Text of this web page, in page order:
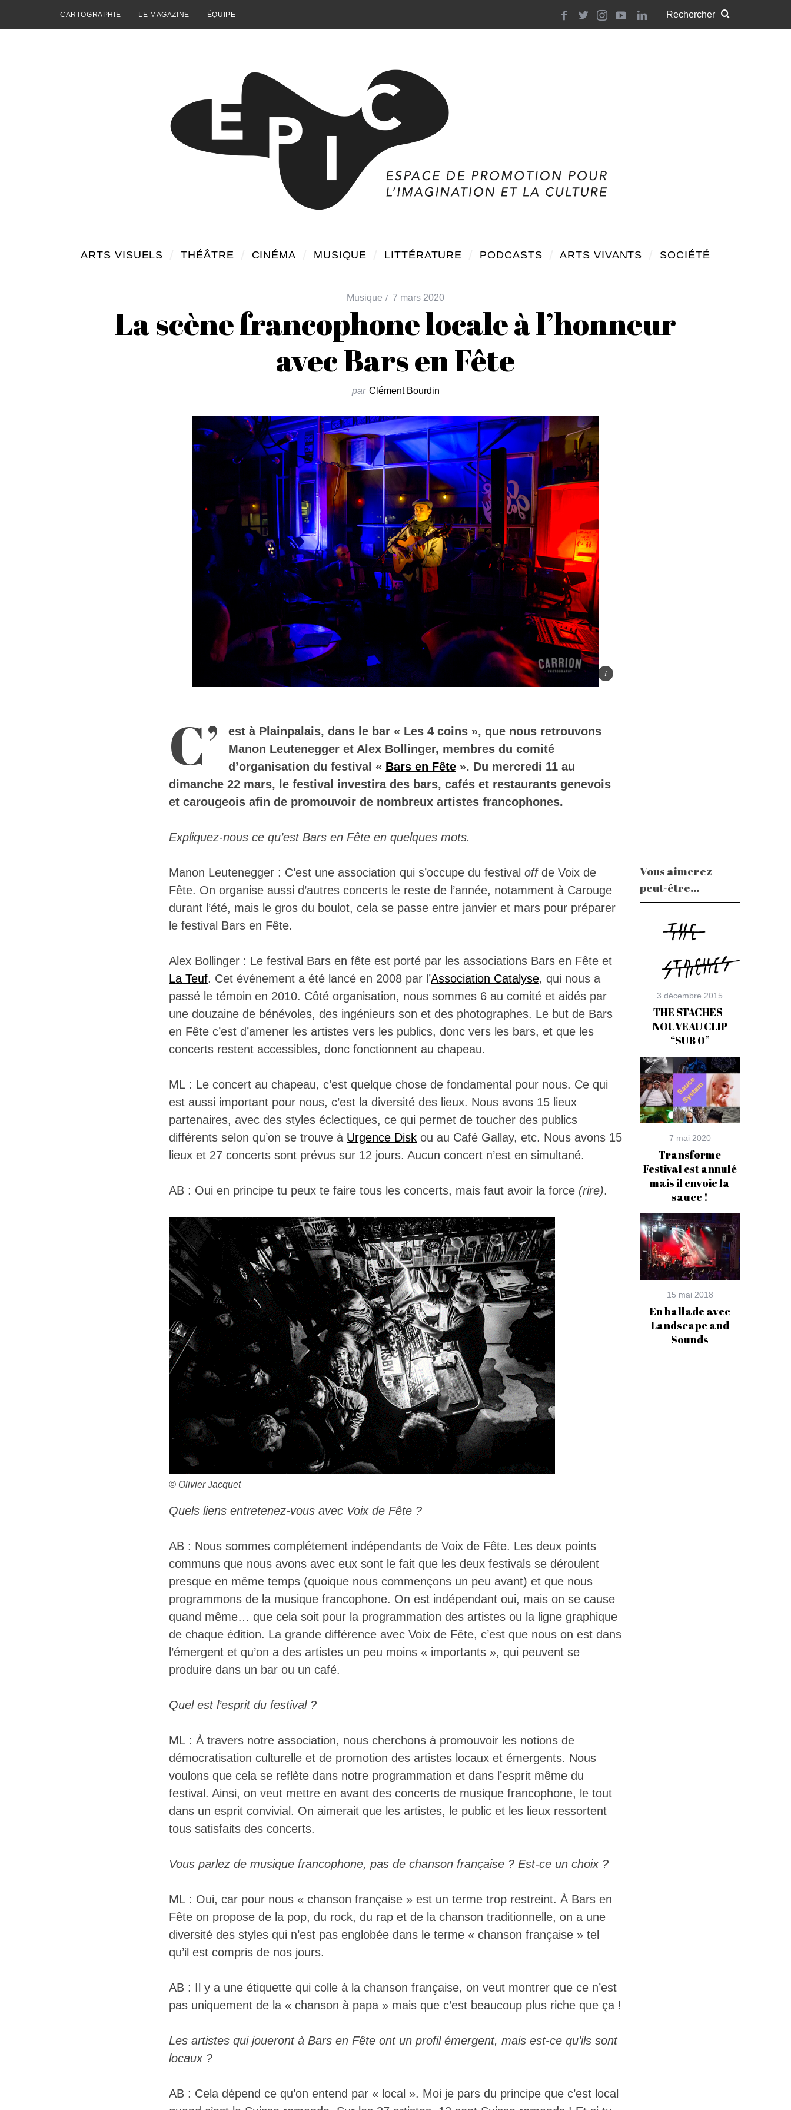
CARTOGRAPHIE LE MAGAZINE ÉQUIPE
ARTS VISUELS THÉÂTRE CINÉMA MUSIQUE LITTÉRATURE PODCASTS ARTS VIVANTS SOCIÉTÉ
Musique 7 mars 2020
La scène francophone locale à l’honneur
avec Bars en Fête
par Clément Bourdin
C’
est à Plainpalais, dans le bar « Les 4 coins », que nous retrouvons
Manon Leutenegger et Alex Bollinger, membres du comité
d’organisation du festival « Bars en Fête ». Du mercredi 11 au
dimanche 22 mars, le festival investira des bars, cafés et restaurants genevois
et carougeois afin de promouvoir de nombreux artistes francophones.
Expliquez-nous ce qu’est Bars en Fête en quelques mots.
Manon Leutenegger : C’est une association qui s’occupe du festival offde Voix de
Fête. On organise aussi d’autres concerts le reste de l’année, notamment à Carouge
durant l’été, mais le gros du boulot, cela se passe entre janvier et mars pour préparer
le festival Bars en Fête.
Alex Bollinger : Le festival Bars en fête est porté par les associations Bars en Fête et
La Teuf. Cet événement a été lancé en 2008 par l’Association Catalyse, qui nous a
passé le témoin en 2010. Côté organisation, nous sommes 6 au comité et aidés par
une douzaine de bénévoles, des ingénieurs son et des photographes. Le but de Bars
en Fête c’est d’amener les artistes vers les publics, donc vers les bars, et que les
concerts restent accessibles, donc fonctionnent au chapeau.
ML : Le concert au chapeau, c’est quelque chose de fondamental pour nous. Ce qui
est aussi important pour nous, c’est la diversité des lieux. Nous avons 15 lieux
partenaires, avec des styles éclectiques, ce qui permet de toucher des publics
différents selon qu’on se trouve à Urgence Disk ou au Café Gallay, etc. Nous avons 15
lieux et 27 concerts sont prévus sur 12 jours. Aucun concert n’est en simultané.
AB : Oui en principe tu peux te faire tous les concerts, mais faut avoir la force (rire).
© Olivier Jacquet
Quels liens entretenez-vous avec Voix de Fête ?
AB : Nous sommes complétement indépendants de Voix de Fête. Les deux points
communs que nous avons avec eux sont le fait que les deux festivals se déroulent
presque en même temps (quoique nous commençons un peu avant) et que nous
programmons de la musique francophone. On est indépendant oui, mais on se cause
quand même… que cela soit pour la programmation des artistes ou la ligne graphique
de chaque édition. La grande différence avec Voix de Fête, c’est que nous on est dans
l’émergent et qu’on a des artistes un peu moins « importants », qui peuvent se
produire dans un bar ou un café.
Quel est l’esprit du festival ?
ML : À travers notre association, nous cherchons à promouvoir les notions de
démocratisation culturelle et de promotion des artistes locaux et émergents. Nous
voulons que cela se reflète dans notre programmation et dans l’esprit même du
festival. Ainsi, on veut mettre en avant des concerts de musique francophone, le tout
dans un esprit convivial. On aimerait que les artistes, le public et les lieux ressortent
tous satisfaits des concerts.
Vous parlez de musique francophone, pas de chanson française ? Est-ce un choix ?
ML : Oui, car pour nous « chanson française » est un terme trop restreint. À Bars en
Fête on propose de la pop, du rock, du rap et de la chanson traditionnelle, on a une
diversité des styles qui n’est pas englobée dans le terme « chanson française » tel
qu’il est compris de nos jours.
AB : Il y a une étiquette qui colle à la chanson française, on veut montrer que ce n’est
pas uniquement de la « chanson à papa » mais que c’est beaucoup plus riche que ça !
Les artistes qui joueront à Bars en Fête ont un profil émergent, mais est-ce qu’ils sont
locaux ?
AB : Cela dépend ce qu’on entend par « local ». Moi je pars du principe que c’est local
Vous aimerez
peut-être...
3 décembre 2015
THE STACHES-
NOUVEAU CLIP
“SUB 0”
7 mai 2020
Transforme
Festival est annulé
mais il envoie la
sauce !
15 mai 2018
En ballade avec
Landscape and
Sounds